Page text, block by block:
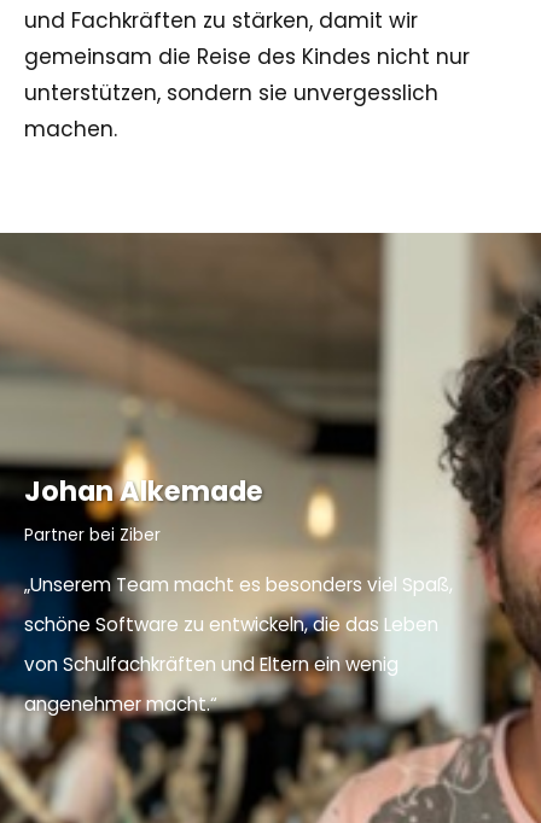
und Fachkräften zu stärken, damit wir
gemeinsam die Reise des Kindes nicht nur
unterstützen, sondern sie unvergesslich
machen.
Johan Alkemade
Partner bei Ziber
„Unserem Team macht es besonders viel Spaß,
schöne Software zu entwickeln, die das Leben
von Schulfachkräften und Eltern ein wenig
angenehmer macht.“